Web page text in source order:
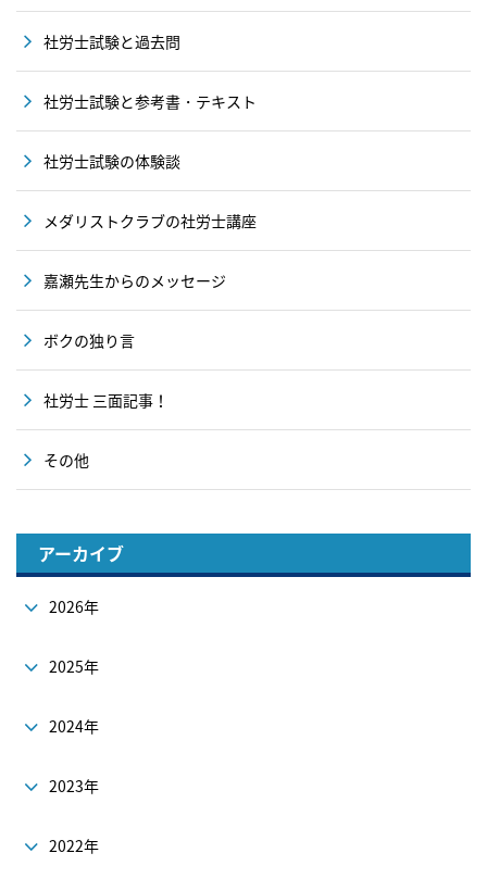
社労士試験と過去問
社労士試験と参考書・テキスト
社労士試験の体験談
メダリストクラブの社労士講座
嘉瀬先生からのメッセージ
ボクの独り言
社労士 三面記事！
その他
アーカイブ
2026年
2025年
2024年
2023年
2022年